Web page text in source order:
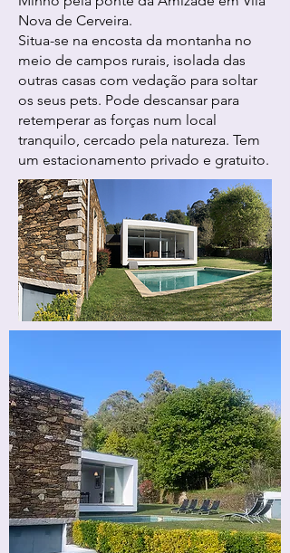
Nova de Cerveira.
Situa-se na encosta da montanha no
meio de campos rurais, isolada das
outras casas com vedação para soltar
os seus pets. Pode descansar para
retemperar as forças num local
tranquilo, cercado pela natureza. Tem
um estacionamento privado e gratuito.